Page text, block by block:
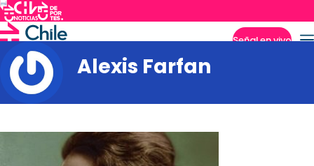
Señal en vivo
Alexis Farfan
Imperdibles